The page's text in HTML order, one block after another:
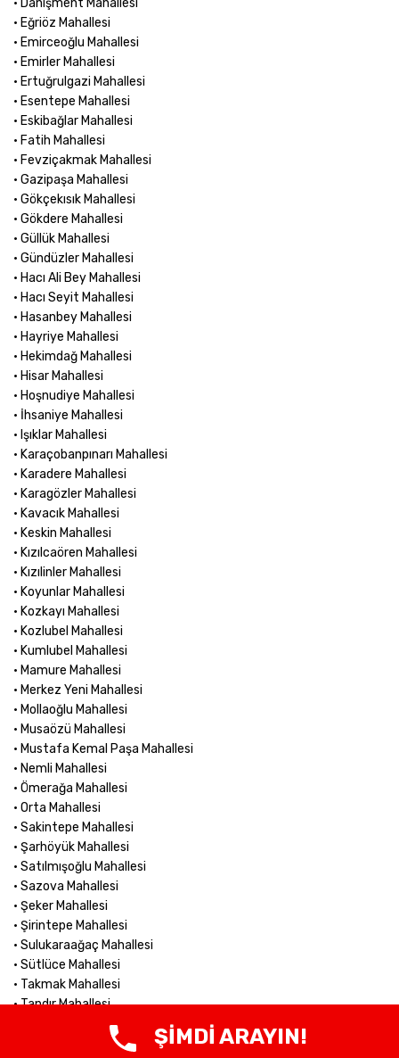
• Danişment Mahallesi
• Eğriöz Mahallesi
• Emirceoğlu Mahallesi
• Emirler Mahallesi
• Ertuğrulgazi Mahallesi
• Esentepe Mahallesi
• Eskibağlar Mahallesi
• Fatih Mahallesi
• Fevziçakmak Mahallesi
• Gazipaşa Mahallesi
• Gökçekısık Mahallesi
• Gökdere Mahallesi
• Güllük Mahallesi
• Gündüzler Mahallesi
• Hacı Ali Bey Mahallesi
• Hacı Seyit Mahallesi
• Hasanbey Mahallesi
• Hayriye Mahallesi
• Hekimdağ Mahallesi
• Hisar Mahallesi
• Hoşnudiye Mahallesi
• İhsaniye Mahallesi
• Işıklar Mahallesi
• Karaçobanpınarı Mahallesi
• Karadere Mahallesi
• Karagözler Mahallesi
• Kavacık Mahallesi
• Keskin Mahallesi
• Kızılcaören Mahallesi
• Kızılinler Mahallesi
• Koyunlar Mahallesi
• Kozkayı Mahallesi
• Kozlubel Mahallesi
• Kumlubel Mahallesi
• Mamure Mahallesi
• Merkez Yeni Mahallesi
• Mollaoğlu Mahallesi
• Musaözü Mahallesi
• Mustafa Kemal Paşa Mahallesi
• Nemli Mahallesi
• Ömerağa Mahallesi
• Orta Mahallesi
• Sakintepe Mahallesi
• Şarhöyük Mahallesi
• Satılmışoğlu Mahallesi
• Sazova Mahallesi
• Şeker Mahallesi
• Şirintepe Mahallesi
• Sulukaraağaç Mahallesi
• Sütlüce Mahallesi
• Takmak Mahallesi
• Tandır Mahallesi
• Taycılar Mahallesi
• Tekeciler Mahallesi
ŞİMDİ ARAYIN!